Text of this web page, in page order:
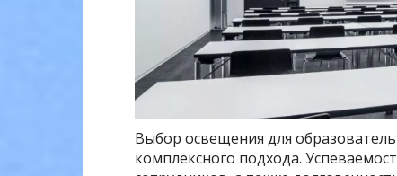
Выбор освещения для
комплексного подхода.